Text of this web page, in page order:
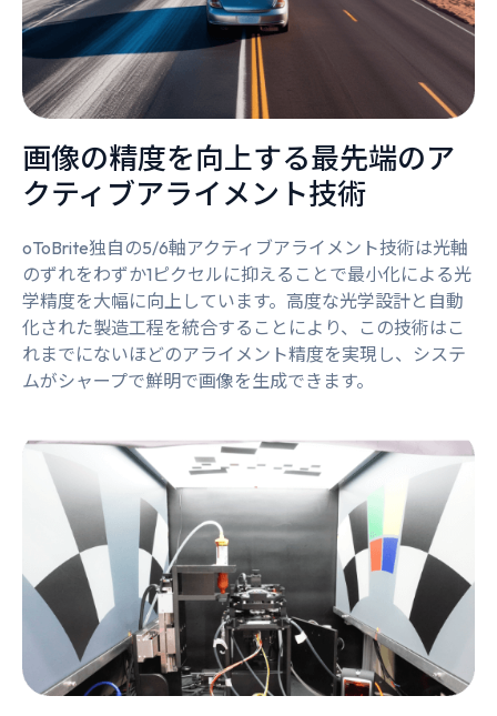
画像の精度を向上する最先端のア
クティブアライメント技術
oToBrite独自の5/6軸アクティブアライメント技術は光軸
のずれをわずか1ピクセルに抑えることで最小化による光
学精度を大幅に向上しています。高度な光学設計と自動
化された製造工程を統合することにより、この技術はこ
れまでにないほどのアライメント精度を実現し、システ
ムがシャープで鮮明で画像を生成できます。